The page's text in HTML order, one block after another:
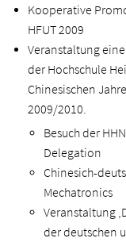
Kooperative
HFUT 2009
Veranstaltung
der Hochschule
Chinesischen
2009/2010.
Besuch der
Delegation
Chinesich-
Mechatronics
Veranstaltung
der deutschen